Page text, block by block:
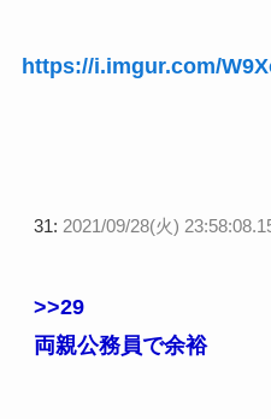
https://i.imgur.com/
31: 2021/09/28(火)
>>29
両親公務員で余裕